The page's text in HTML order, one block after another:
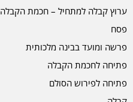
ערוץ קבלה למתחיל – חכמת הקבלה
פסח
פרשה ומועד בבינה מלכותית
פתיחה לחכמת הקבלה
פתיחה לפירוש הסולם